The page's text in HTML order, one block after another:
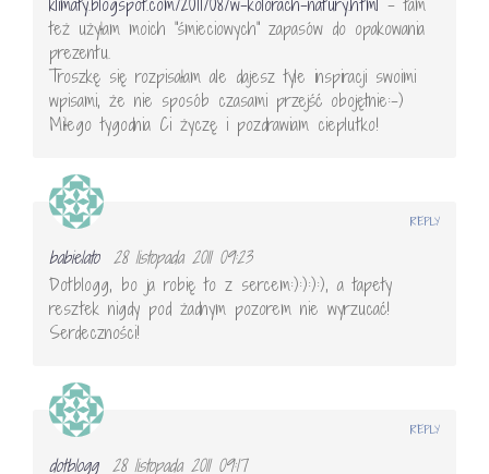
też użyłam moich "śmieciowych" zapasów do opakowania
prezentu.
Troszkę się rozpisałam ale dajesz tyle inspiracji swoimi
wpisami, że nie sposób czasami przejść obojętnie:-)
Miłego tygodnia Ci życzę i pozdrawiam cieplutko!
babielato 28 listopada 2011 09:23
Dotblogg, bo ja robię to z sercem:):):):), a tapety
resztek nigdy pod żadnym pozorem nie wyrzucać!
Serdeczności!
REPLY
dotblogg 28 listopada 2011 09:17
REPLY